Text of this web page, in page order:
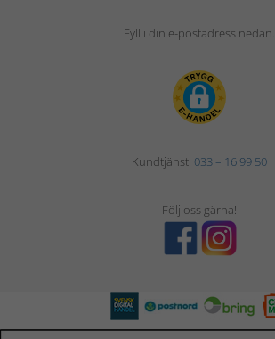
Fyll i din e-postadress nedan.
Kundtjänst: 033 – 16 99 50
Följ oss gärna!